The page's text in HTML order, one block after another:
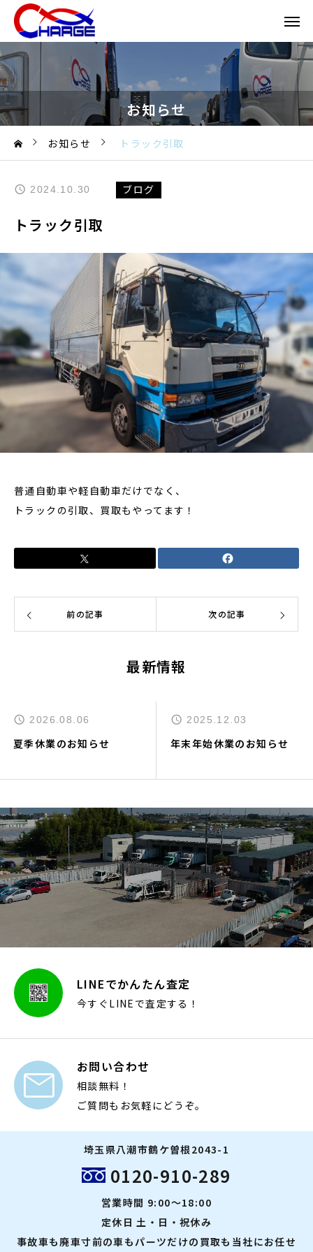
お知らせ
お知らせ トラック引取
2024.10.30 ブログ
トラック引取
普通自動車や軽自動車だけでなく、
トラックの引取、買取もやってます！
前の記事 次の記事
最新情報
2026.08.06
夏季休業のお知らせ
2025.12.03
年末年始休業のお知らせ
LINEでかんたん査定
今すぐLINEで査定する！
 お問い合わせ
相談無料！
ご質問もお気軽にどうぞ。
埼玉県八潮市鶴ケ曽根2043-1
0120-910-289
営業時間 9:00～18:00
定休日 土・日・祝休み
事故車も廃車寸前の車もパーツだけの買取も当社にお任せ